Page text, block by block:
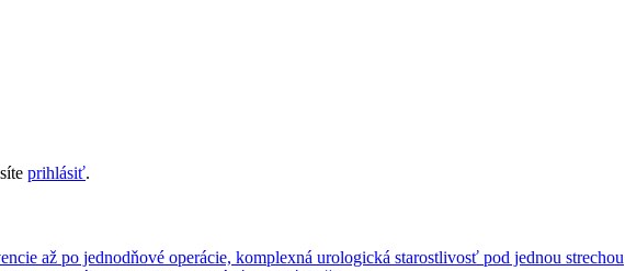
prihlásiť.
až po jednodňové operácie, komplexná urologická starostlivosť pod jednou strechou